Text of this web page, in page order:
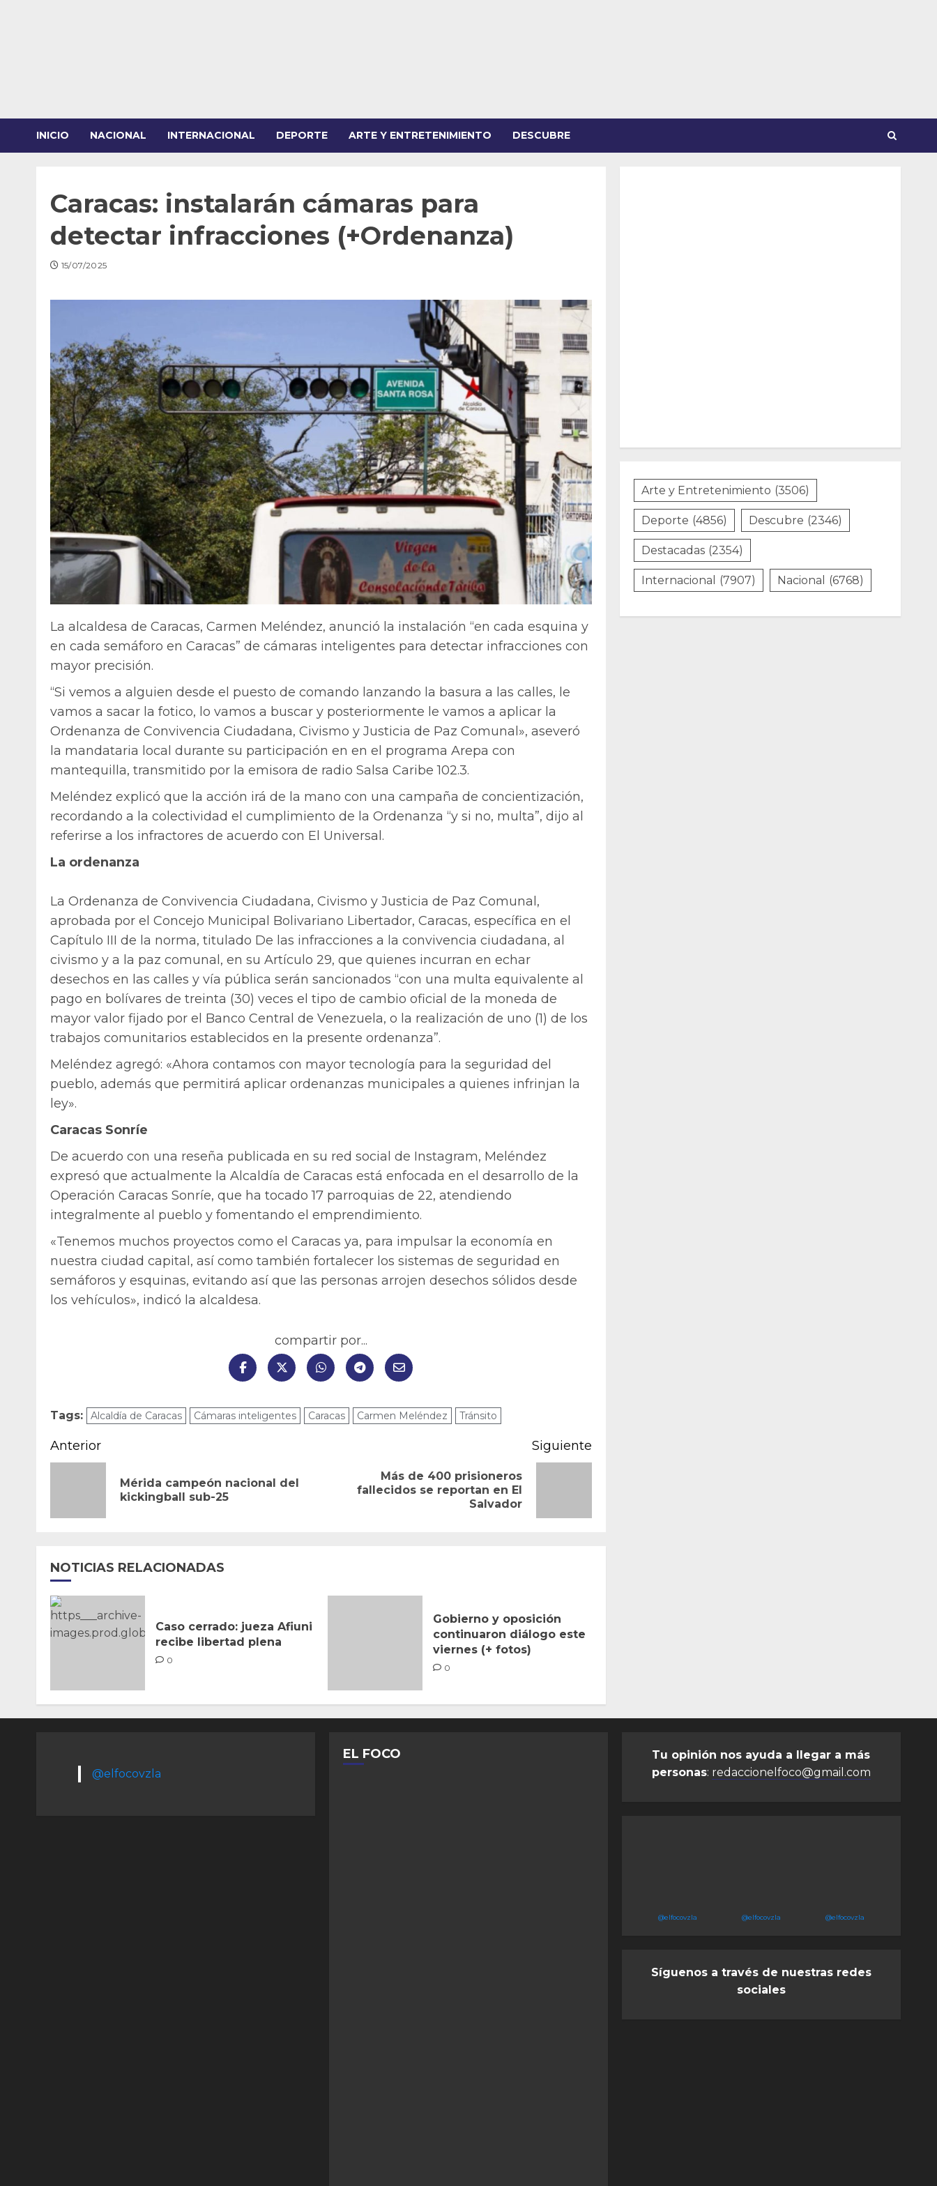
INICIO NACIONAL INTERNACIONAL DEPORTE ARTE Y ENTRETENIMIENTO DESCUBRE
Caracas: instalarán cámaras para
detectar infracciones (+Ordenanza)
15/07/2025
La alcaldesa de Caracas, Carmen Meléndez, anunció la instalación “en cada esquina y
en cada semáforo en Caracas” de cámaras inteligentes para detectar infracciones con
mayor precisión.
“Si vemos a alguien desde el puesto de comando lanzando la basura a las calles, le
vamos a sacar la fotico, lo vamos a buscar y posteriormente le vamos a aplicar la
Ordenanza de Convivencia Ciudadana, Civismo y Justicia de Paz Comunal», aseveró
la mandataria local durante su participación en en el programa Arepa con
mantequilla, transmitido por la emisora de radio Salsa Caribe 102.3.
Meléndez explicó que la acción irá de la mano con una campaña de concientización,
recordando a la colectividad el cumplimiento de la Ordenanza “y si no, multa”, dijo al
referirse a los infractores de acuerdo con El Universal.
La ordenanza
La Ordenanza de Convivencia Ciudadana, Civismo y Justicia de Paz Comunal,
aprobada por el Concejo Municipal Bolivariano Libertador, Caracas, específica en el
Capítulo III de la norma, titulado De las infracciones a la convivencia ciudadana, al
civismo y a la paz comunal, en su Artículo 29, que quienes incurran en echar
desechos en las calles y vía pública serán sancionados “con una multa equivalente al
pago en bolívares de treinta (30) veces el tipo de cambio oficial de la moneda de
mayor valor fijado por el Banco Central de Venezuela, o la realización de uno (1) de los
trabajos comunitarios establecidos en la presente ordenanza”.
Meléndez agregó: «Ahora contamos con mayor tecnología para la seguridad del
pueblo, además que permitirá aplicar ordenanzas municipales a quienes infrinjan la
ley».
Caracas Sonríe
De acuerdo con una reseña publicada en su red social de Instagram, Meléndez
expresó que actualmente la Alcaldía de Caracas está enfocada en el desarrollo de la
Operación Caracas Sonríe, que ha tocado 17 parroquias de 22, atendiendo
integralmente al pueblo y fomentando el emprendimiento.
«Tenemos muchos proyectos como el Caracas ya, para impulsar la economía en
nuestra ciudad capital, así como también fortalecer los sistemas de seguridad en
semáforos y esquinas, evitando así que las personas arrojen desechos sólidos desde
los vehículos», indicó la alcaldesa.
compartir por...
Tags: Alcaldía de Caracas Cámaras inteligentes Caracas Carmen Meléndez Tránsito
Navegación
entradas
Anterior
Entrada
Mérida campeón nacional del
kickingball sub-25
Siguiente
Siguiente
Más de 400 prisioneros
fallecidos se reportan en El
Salvador
NOTICIAS RELACIONADAS
Caso cerrado: jueza Afiuni
recibe libertad plena
0
Gobierno y oposición
continuaron diálogo este
viernes (+ fotos)
0
Arte y Entretenimiento (3506)
Deporte (4856) Descubre (2346)
Destacadas (2354)
Internacional (7907) Nacional (6768)
@elfocovzla
EL FOCO
Tu opinión nos ayuda a llegar a más
personas: redaccionelfoco@gmail.com
@elfocovzla @elfocovzla @elfocovzla
Síguenos a través de nuestras redes
sociales